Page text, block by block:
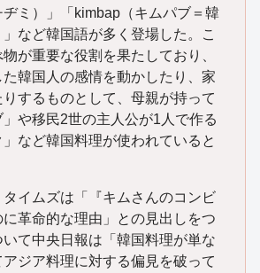
ヂミ）」「kimbap（キムパブ＝韓
など韓国語が多く登場した。こ
が重要な役割を果たしており、
韓国人の感情を動かしたり、家
するものとして、母親が持って
」や移民2世の主人公が1人で作る
」など韓国料理が使われていると
イムズは「『キムさんのコンビ
革命的な理由」との見出しをつ
て中央日報は「韓国料理が単な
ジア料理に対する偏見を破って